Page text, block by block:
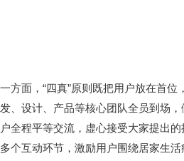
一方面，“四真”原则既把用户放在首
发、设计、产品等核心团队全员到场
户全程平等交流，虚心接受大家提出
多个互动环节，激励用户围绕居家生